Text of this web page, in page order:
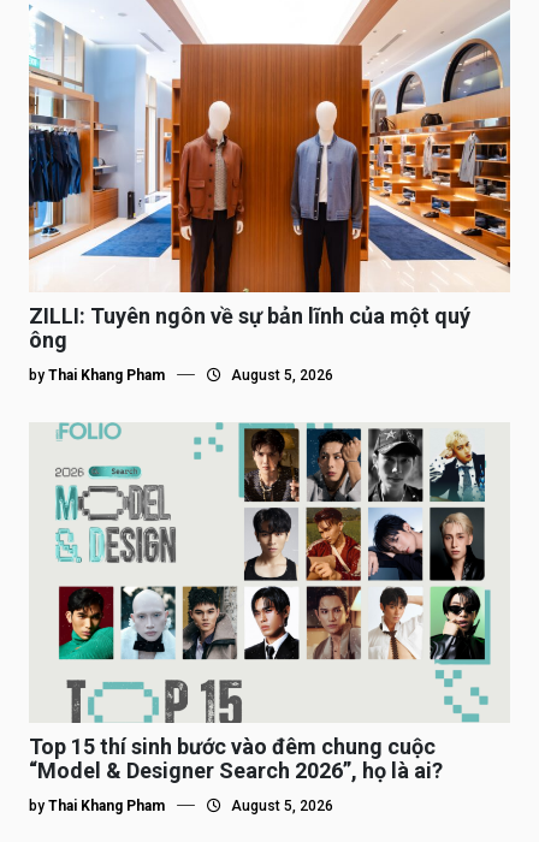
ZILLI: Tuyên ngôn về sự bản lĩnh của một quý
ông
by Thai Khang Pham August 5, 2026
Top 15 thí sinh bước vào đêm chung cuộc
“Model & Designer Search 2026”, họ là ai?
by Thai Khang Pham August 5, 2026